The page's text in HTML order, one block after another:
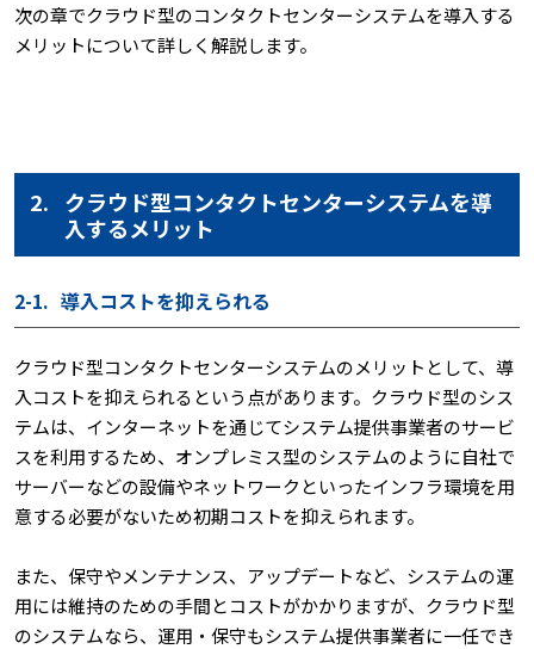
次の章でクラウド型のコンタクトセンターシステムを導入する
メリットについて詳しく解説します。
2. クラウド型コンタクトセンターシステムを導
入するメリット
2-1. 導入コストを抑えられる
クラウド型コンタクトセンターシステムのメリットとして、導
入コストを抑えられるという点があります。クラウド型のシス
テムは、インターネットを通じてシステム提供事業者のサービ
スを利用するため、オンプレミス型のシステムのように自社で
サーバーなどの設備やネットワークといったインフラ環境を用
意する必要がないため初期コストを抑えられます。
また、保守やメンテナンス、アップデートなど、システムの運
用には維持のための手間とコストがかかりますが、クラウド型
のシステムなら、運用・保守もシステム提供事業者に一任でき